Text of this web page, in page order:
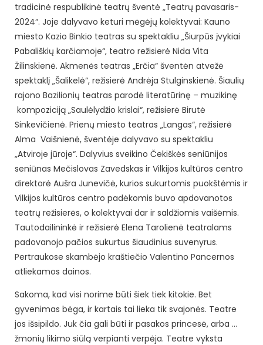
tradicinė respublikinė teatrų šventė „Teatrų pavasaris-
2024“. Joje dalyvavo keturi mėgėjų kolektyvai: Kauno
miesto Kazio Binkio teatras su spektakliu „Šiurpūs įvykiai
Pabališkių karčiamoje“, teatro režisierė Nida Vita
Žilinskienė. Akmenės teatras „Erčia“ šventėn atvežė
spektaklį „Šalikelė“, režisierė Andrėja Stulginskienė. Šiaulių
rajono Bazilionių teatras parodė literatūrinę – muzikinę
kompoziciją „Saulėlydžio krislai“, režisierė Birutė
Sinkevičienė. Prienų miesto teatras „Langas“, režisierė
Alma Vaišnienė, šventėje dalyvavo su spektakliu
„Atviroje jūroje“. Dalyvius sveikino Čekiškės seniūnijos
seniūnas Mečislovas Zavedskas ir Vilkijos kultūros centro
direktorė Aušra Junevičė, kurios sukurtomis puokštėmis ir
Vilkijos kultūros centro padėkomis buvo apdovanotos
teatrų režisierės, o kolektyvai dar ir saldžiomis vaišėmis.
Tautodailininkė ir režisierė Elena Tarolienė teatralams
padovanojo pačios sukurtus šiaudinius suvenyrus.
Pertraukose skambėjo kraštiečio Valentino Pancernos
atliekamos dainos.
Sakoma, kad visi norime būti šiek tiek kitokie. Bet
gyvenimas bėga, ir kartais tai lieka tik svajonės. Teatre
jos išsipildo. Juk čia gali būti ir pasakos princesė, arba …
žmonių likimo siūlą verpianti verpėja. Teatre vyksta